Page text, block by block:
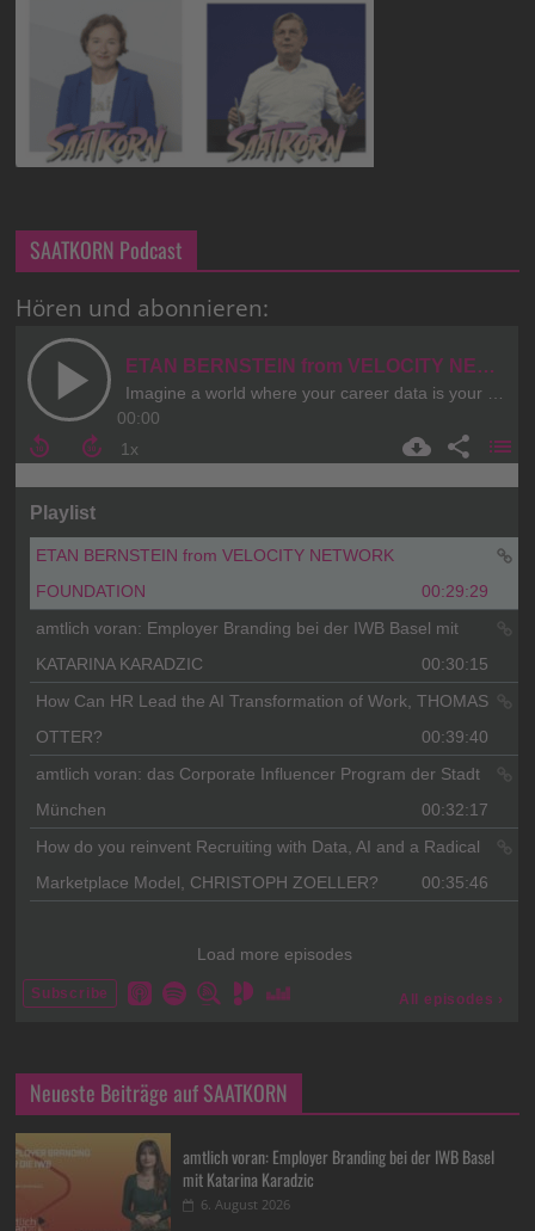
SAATKORN Podcast
Hören und abonnieren:
Neueste Beiträge auf SAATKORN
amtlich voran: Employer Branding bei der IWB Basel
mit Katarina Karadzic
6. August 2026